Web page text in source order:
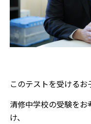
このテストを受けるお
清修中学校の受験を
け、